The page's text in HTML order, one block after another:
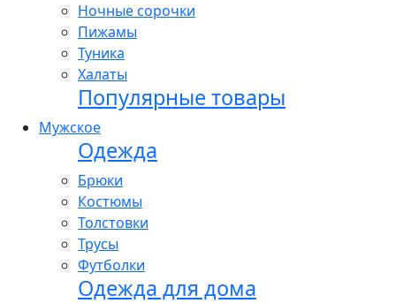
Ночные сорочки
Пижамы
Туника
Халаты
Популярные товары
Мужское
Одежда
Брюки
Костюмы
Толстовки
Трусы
Футболки
Одежда для дома